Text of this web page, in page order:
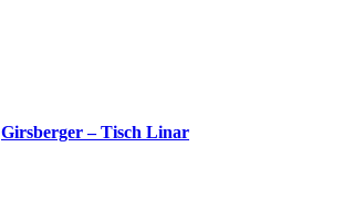
Girsberger – Tisch Linar